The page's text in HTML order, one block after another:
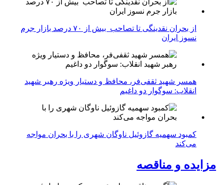
از بحران نقدینگی تا تصاحب بیش از ۷۰ درصد بازار جرم
نسوز ایران
همسر شهید ثقفی‌فر، محافظ و دستیار ویژه رهبر شهید
انقلاب: سوگوار دو داغیم
کمبود سهمیه گازوئیل ناوگان شهری را با بحران مواجه
می‌کند
مزایده و مناقصه